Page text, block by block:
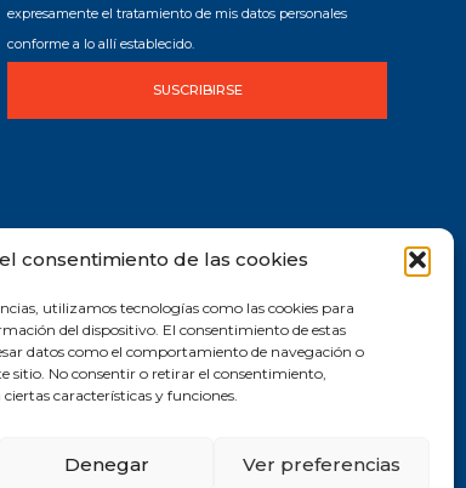
consentimiento de las cookies
utilizamos tecnologías como las cookies para
del dispositivo. El consentimiento de estas
datos como el comportamiento de navegación o
sitio. No consentir o retirar el consentimiento,
características y funciones.
Denegar Ver preferencias
expresamente el tratamiento de mis datos personales
conforme a lo allí establecido.
SUSCRIBIRSE
los derechos reservados |